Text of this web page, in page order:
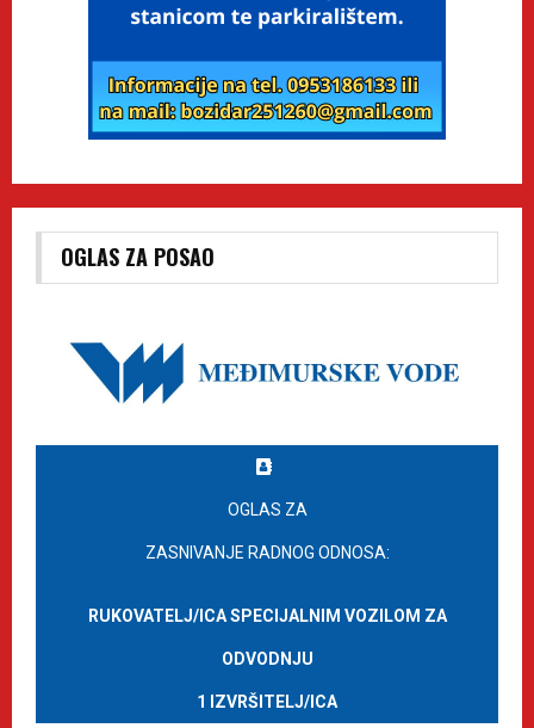
OGLAS ZA POSAO
OGLAS ZA
ZASNIVANJE RADNOG ODNOSA:
RUKOVATELJ/ICA SPECIJALNIM VOZILOM ZA
ODVODNJU
1 IZVRŠITELJ/ICA